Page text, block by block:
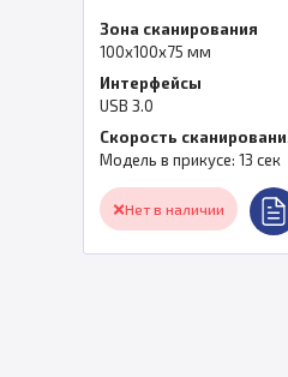
Зона сканирования
100х100х75 мм
Интерфейсы
USB 3.0
Скорость
Модель в прикусе: 13 сек
Нет в наличии